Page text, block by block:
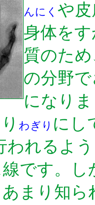
んにく や皮
身体を
質のた
の分野
になり
わぎり にし
われるよ
です。
まり知